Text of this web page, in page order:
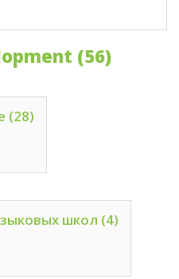
(56)
(28)
школ (4)